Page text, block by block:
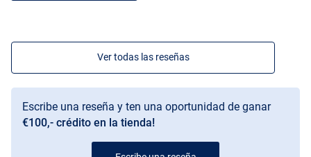
Walleye
Ver todas las reseñas
Escribe una reseña y ten una oportunidad de ganar
€100,- crédito en la tienda!